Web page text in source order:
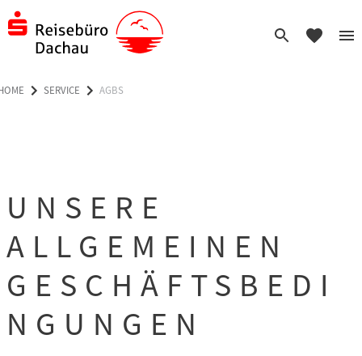
HOME SERVICE AGBS
UNSERE
ALLGEMEINEN
GESCHÄFTSBEDI
NGUNGEN